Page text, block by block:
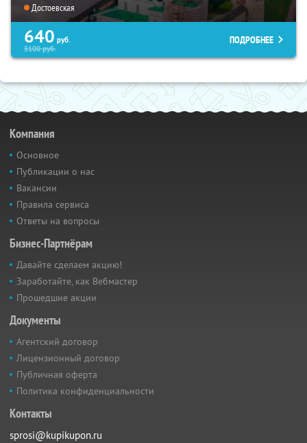
Достоевская
640 руб.
5100руб.
ПОДРОБНЕЕ
Компания
Основное
Публикации о нас
Вакансии
Правила сервиса
Ответы на вопросы
Бизнес-Партнёрам
Давайте сделаем акцию!
Заработайте, как Вебмастер
Прошедшие акции
Документы
Агентский договор
Лицензионный договор
Публичная оферта
Политика конфиденциальности
Контакты
sprosi@kupikupon.ru